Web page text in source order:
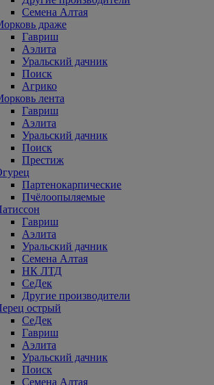
Семена Алтая
драже
Гавриш
Аэлита
Уральский дачник
Поиск
Агрико
лента
Гавриш
Аэлита
Уральский дачник
Поиск
Престиж
Партенокарпические
Пчёлоопыляемые
Гавриш
Аэлита
Уральский дачник
Семена Алтая
НК ЛТД
СеДек
Другие производители
острый
СеДек
Гавриш
Аэлита
Уральский дачник
Поиск
Семена Алтая